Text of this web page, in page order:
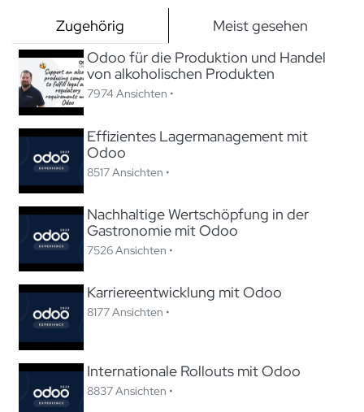
Zugehörig
Meist gesehen
Odoo für die Produktion und Handel
von alkoholischen Produkten
7974 Ansichten •
Effizientes Lagermanagement mit
Odoo
8517 Ansichten •
Nachhaltige Wertschöpfung in der
Gastronomie mit Odoo
7526 Ansichten •
Karriereentwicklung mit Odoo
8177 Ansichten •
Internationale Rollouts mit Odoo
8837 Ansichten •